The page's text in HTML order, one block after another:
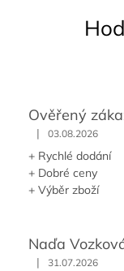
Ověřený
| 03.08.2026
+ Rychlé dodání
+ Dobré ceny
+ Výběr zboží
Naďa
| 31.07.2026